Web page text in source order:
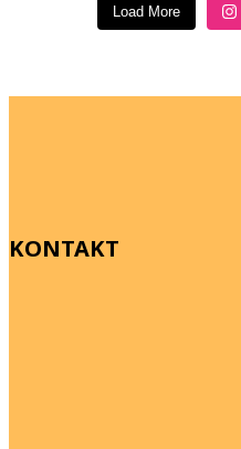
Load More
KONTAKT